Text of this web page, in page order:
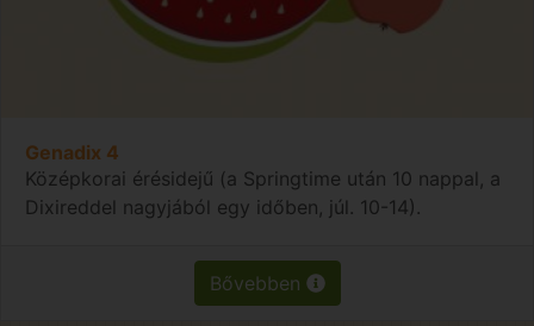
Genadix 4
Középkorai érésidejű (a Springtime után 10 nappal, a
Dixireddel nagyjából egy időben, júl. 10-14).
Bővebben